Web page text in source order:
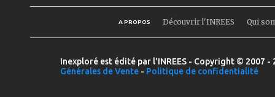
A PROPOS Découvrir l'INREES Qui
Inexploré est édité par l'INREES - Copyright © 2007
Générales de Vente - Politique de confidentialité